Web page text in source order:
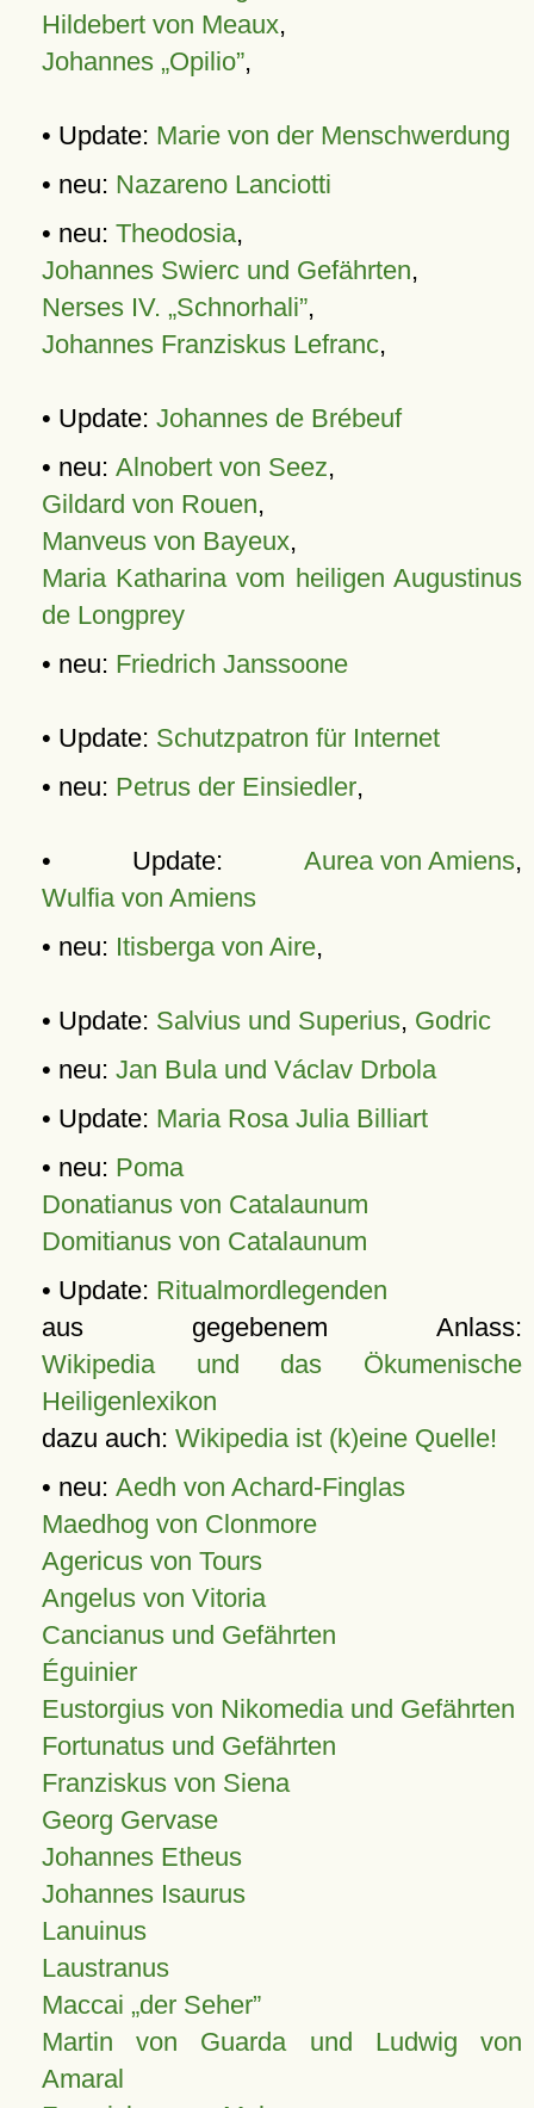
Hildebert von Meaux,
Johannes „Opilio”,
• Update: Marie von der Menschwerdung
• neu: Nazareno Lanciotti
• neu: Theodosia,
Johannes Swierc und Gefährten,
Nerses IV. „Schnorhali”,
Johannes Franziskus Lefranc,
• Update: Johannes de Brébeuf
• neu: Alnobert von Seez,
Gildard von Rouen,
Manveus von Bayeux,
Maria Katharina vom heiligen Augustinus
de Longprey
• neu: Friedrich Janssoone
• Update: Schutzpatron für Internet
• neu: Petrus der Einsiedler,
• Update: Aurea von Amiens,
Wulfia von Amiens
• neu: Itisberga von Aire,
• Update: Salvius und Superius, Godric
• neu: Jan Bula und Václav Drbola
• Update: Maria Rosa Julia Billiart
• neu: Poma
Donatianus von Catalaunum
Domitianus von Catalaunum
• Update: Ritualmordlegenden
aus gegebenem Anlass:
Wikipedia und das Ökumenische
Heiligenlexikon
dazu auch: Wikipedia ist (k)eine Quelle!
• neu: Aedh von Achard-Finglas
Maedhog von Clonmore
Agericus von Tours
Angelus von Vitoria
Cancianus und Gefährten
Éguinier
Eustorgius von Nikomedia und Gefährten
Fortunatus und Gefährten
Franziskus von Siena
Georg Gervase
Johannes Etheus
Johannes Isaurus
Lanuinus
Laustranus
Maccai „der Seher”
Martin von Guarda und Ludwig von
Amaral